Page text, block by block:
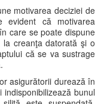
motivarea deciziei de
evident că motivarea
care se poate dispune
la creanţa datorată şi o
că se va sustrage
asigurătorii durează în
bunul